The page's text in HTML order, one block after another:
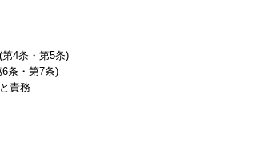
4条・第5条)
条・第7条)
責務